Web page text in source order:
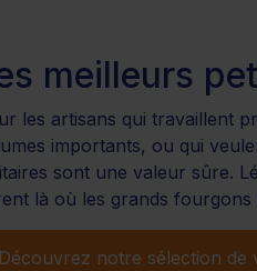
meilleurs
les artisans qui travaillent
importants, ou qui
sont une valeur sûre.
là où les grands fourgons
Découvrez notre sélection de